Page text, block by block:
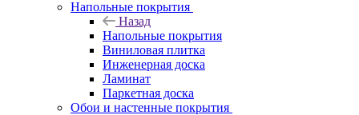
Напольные покрытия
Назад
Напольные покрытия
Виниловая плитка
Инженерная доска
Ламинат
Паркетная доска
Обои и настенные покрытия